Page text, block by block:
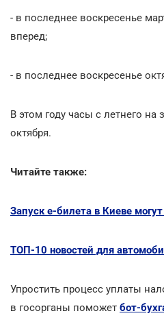
- в последнее воскресенье
вперед;
- в последнее воскресенье
В этом году часы с летнего на
октября.
Читайте также:
Запуск e-билета в Киеве
ТОП-10 новостей для
Упростить процесс уплаты
в госорганы поможет бот-